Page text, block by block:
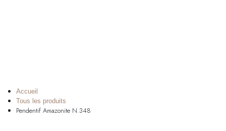
Accueil
Tous les produits
Pendentif Amazonite N.348